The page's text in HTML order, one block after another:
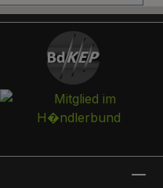
Briefkasten
in einem
Auffangkorb.
können Sie eine
der Hintertür ist
die Türfarbe
HPL(High
Bezeichnung
den Namen Ihrer